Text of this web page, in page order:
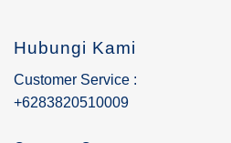
Hubungi Kami
Customer Service :
+6283820510009